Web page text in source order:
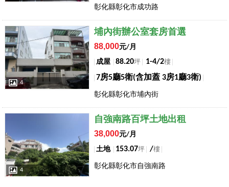
彰化縣彰化市成功路
店長推薦
4
埔內街辦公室套房首選
88,000元/月
成屋
88.20坪 1-4/2樓
7房5廳5衛(含加蓋 3房1廳3衛)
彰化縣彰化市埔內街
4
自強南路百坪土地出租
38,000元/月
土地
153.07坪 /樓
彰化縣彰化市自強南路